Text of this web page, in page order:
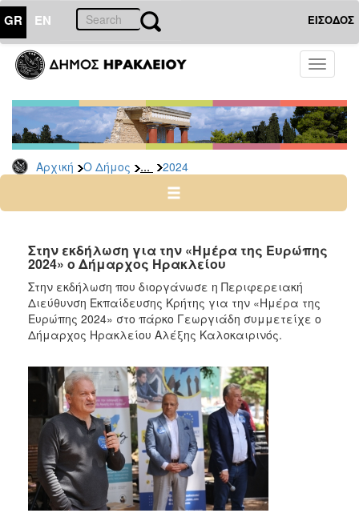
GR EN ΕΙΣΟΔΟΣ
Toggle
Αρχική Ο Δήμος ... 2024
ΔΗΜΟΣ
Δελτία
Τύπου
Αρχείο
2026
2024
2022
2021
2020
2019
2017
2016
2015
2013
2012
2011
Στην εκδήλωση για την «Ημέρα της Ευρώπης
2024» ο Δήμαρχος Ηρακλείου
Στην εκδήλωση που διοργάνωσε η Περιφερειακή
Διεύθυνση Εκπαίδευσης Κρήτης για την «Ημέρα της
Ευρώπης 2024» στο πάρκο Γεωργιάδη συμμετείχε ο
Δήμαρχος Ηρακλείου Αλέξης Καλοκαιρινός.